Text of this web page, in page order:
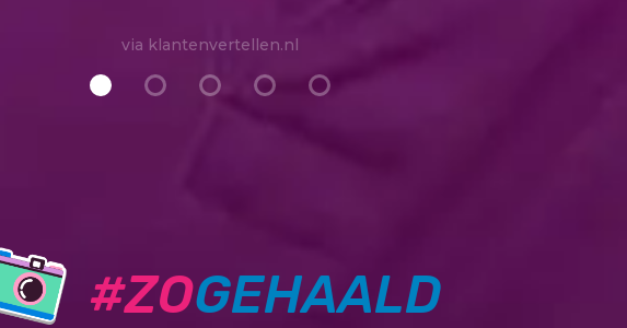
via klantenvertellen.nl
#ZOGEHAALD